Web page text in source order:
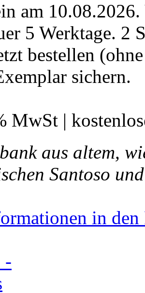
am
5 Werktage. 2
bestellen
sichern.
MwSt |
aus altem,
Santoso
in den